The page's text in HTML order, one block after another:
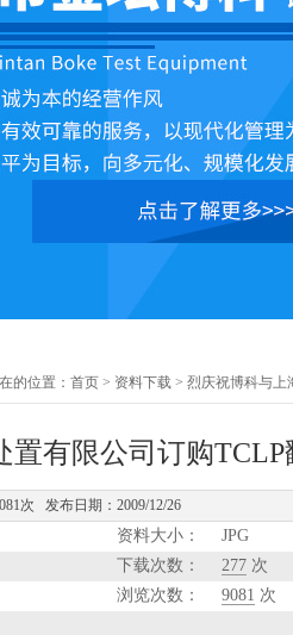
的位置： 首页 > 资料下载 > 烈庆祝博科与上
有限公司订购
次 发布日期：2009/12/26
资料大小：
JPG
下载次数： 277 次
浏览次数： 9081 次